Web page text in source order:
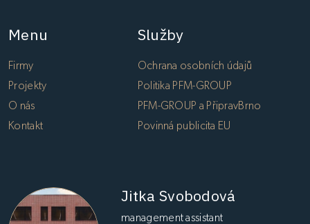
Menu
Firmy
Projekty
O nás
Kontakt
Služby
Ochrana osobních údajů
Politika PFM-GROUP
PFM-GROUP a PřipravBrno
Povinná publicita EU
Jitka Svobodová
management assistant